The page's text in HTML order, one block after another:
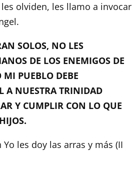
olviden, les llamo a invocar
SOLOS, NO LES
DE LOS ENEMIGOS DE
MI PUEBLO DEBE
A NUESTRA TRINIDAD
Y CUMPLIR CON LO QUE
les doy las arras y más (II